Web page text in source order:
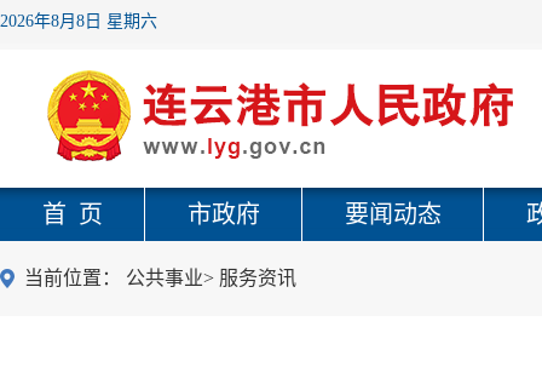
2026年8月8日 星期六
首 页 市政府 要闻动态
当前位置： 公共事业> 服务资讯